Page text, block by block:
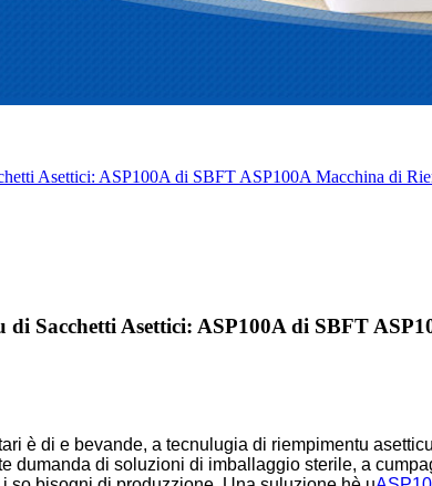
Asettici: ASP100A di SBFT ASP100A Macchina di
Sacchetti Asettici: ASP100A di SBFT
è di e bevande, a tecnulugia di riempimentu
dumanda di soluzioni di imballaggio sterile, a